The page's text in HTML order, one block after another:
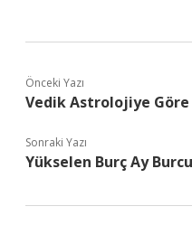
Önceki Yazı
Vedik Astrolojiye Göre
Sonraki Yazı
Yükselen Burç Ay